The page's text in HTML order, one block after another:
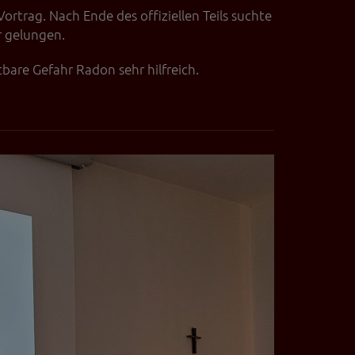
auf dieser
Nach Ende des offiziellen Teils suchte
gelungen.
Gefahr Radon sehr hilfreich.